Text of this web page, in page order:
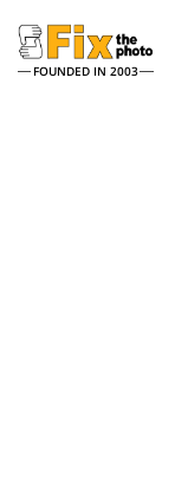
FOUNDED IN 2003